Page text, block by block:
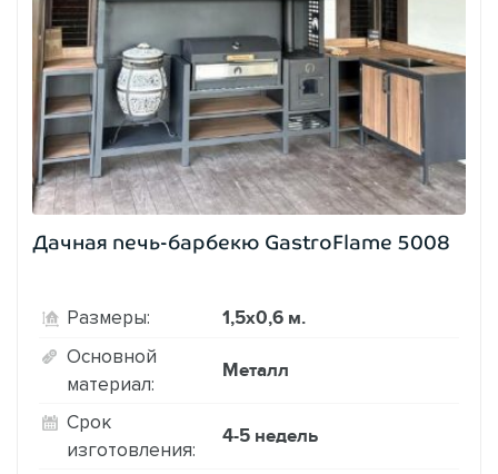
Дачная печь-барбекю GastroFlame 5008
Размеры: 1,5х0,6 м.
Основной
материал:
Металл
Срок
изготовления:
4-5 недель